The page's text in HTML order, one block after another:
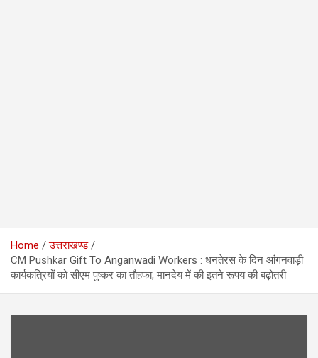
Home
उत्तराखण्ड
CM Pushkar Gift To Anganwadi Workers : धनतेरस के दिन आंगनवाड़ी
कार्यकत्रियों को सीएम पुष्कर का तौहफा, मानदेय में की इतने रूपय की बढ़ोतरी